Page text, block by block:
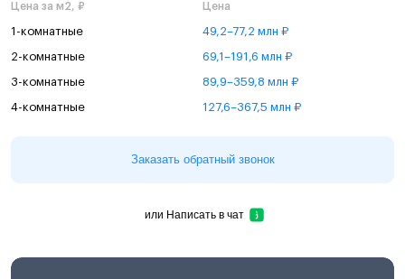
Цена за м2, ₽
Цена
1-комнатные 49,2–77,2 млн ₽
2-комнатные 69,1–191,6 млн ₽
3-комнатные 89,9–359,8 млн ₽
4-комнатные 127,6–367,5 млн ₽
Заказать обратный звонок
или Написать в чат